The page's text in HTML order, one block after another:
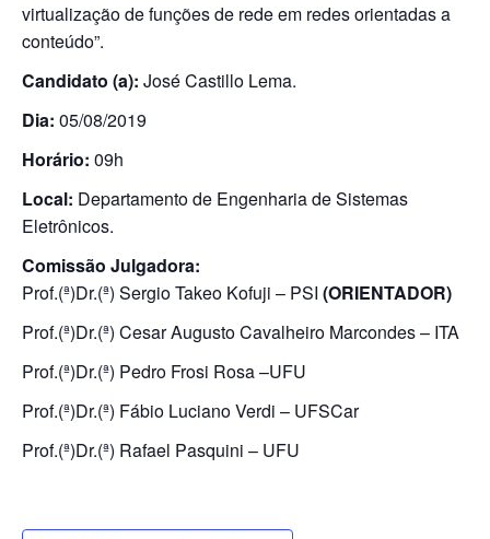
virtualização de funções de rede em redes orientadas a
conteúdo”.
Candidato (a): José Castillo Lema.
Dia: 05/08/2019
Horário: 09h
Local: Departamento de Engenharia de Sistemas
Eletrônicos.
Comissão Julgadora:
Prof.(ª)Dr.(ª) Sergio Takeo Kofuji – PSI (ORIENTADOR)
Prof.(ª)Dr.(ª) Cesar Augusto Cavalheiro Marcondes – ITA
Prof.(ª)Dr.(ª) Pedro Frosi Rosa –UFU
Prof.(ª)Dr.(ª) Fábio Luciano Verdi – UFSCar
Prof.(ª)Dr.(ª) Rafael Pasquini – UFU